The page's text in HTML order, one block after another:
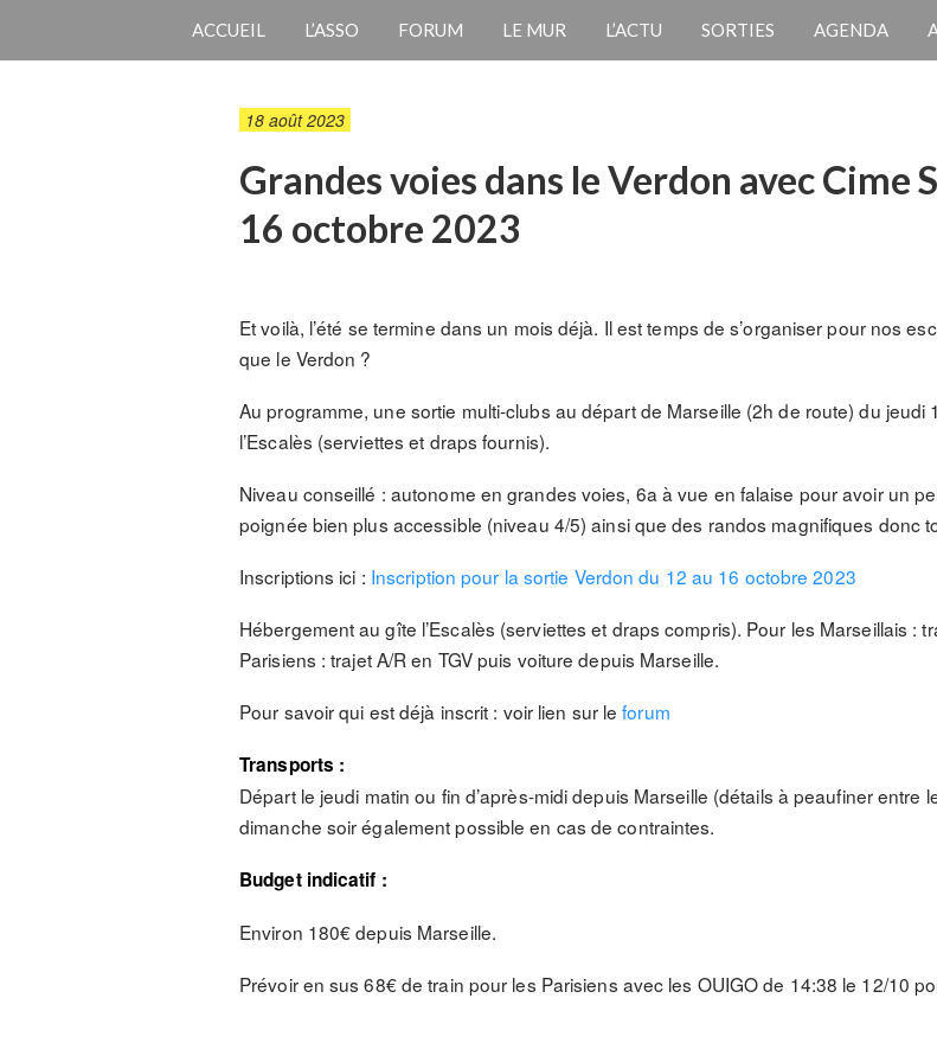
ACCUEIL L’ASSO FORUM LE MUR L’ACTU SORTIES AGENDA
18 août 2023
Grandes voies dans le Verdon avec Cime
16 octobre 2023
Et voilà, l’été se termine dans un mois déjà. Il est temps de s’organiser pour nos
que le Verdon ?
Au programme, une sortie multi-clubs au départ de Marseille (2h de route) du
l’Escalès (serviettes et draps fournis).
Niveau conseillé : autonome en grandes voies, 6a à vue en falaise pour avoir un
poignée bien plus accessible (niveau 4/5) ainsi que des randos magnifiques donc
Inscriptions ici : Inscription pour la sortie Verdon du 12 au 16 octobre 2023
Hébergement au gîte l’Escalès (serviettes et draps compris). Pour les Marseillais :
Parisiens : trajet A/R en TGV puis voiture depuis Marseille.
Pour savoir qui est déjà inscrit : voir lien sur leforum
Transports :
Départ le jeudi matin ou fin d’après-midi depuis Marseille (détails à peaufiner entre
dimanche soir également possible en cas de contraintes.
Budget indicatif :
Environ 180€ depuis Marseille.
Prévoir en sus 68€ de train pour les Parisiens avec les OUIGO de 14:38 le 12/10